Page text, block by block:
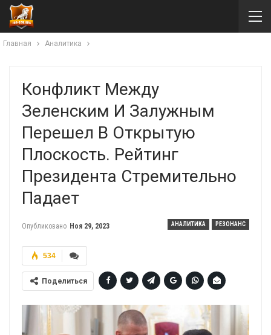
Главная Аналитика
Конфликт Между
Зеленским И Залужным
Перешел В Открытую
Плоскость. Рейтинг
Президента Стремительно
Падает
АНАЛИТИКА РЕЗОНАНС
Опубликовано Ноя 29, 2023
534
Поделиться